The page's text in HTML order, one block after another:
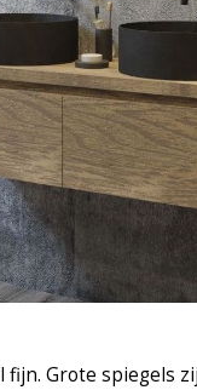
Grote spiegels